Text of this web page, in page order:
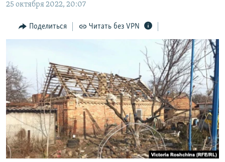
ТЕЛЕПРОЕКТ КРЫМ.РЕАЛИИ
ПРОПАВШИЕ БЕЗ ВЕСТИ
ПОБЕДИТЕЛЕЙ НЕ СУДЯТ?
КРЫМ.НЕПОКОРЕННЫЙ
ELIFBE
УКРАИНСКАЯ ПРОБЛЕМА КРЫМА
Українською
Qırımtatar
ПРИСОЕДИНЯЙТЕСЬ!
Все сайты RFE/RL
25 октября 2022, 20:07
Поделиться Читать без VPN